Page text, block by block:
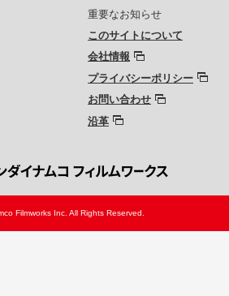
重要なお知らせ
このサイトについて
会社情報
プライバシーポリシー
お問い合わせ
沿革
Filmworks Inc. All Rights Reserved.